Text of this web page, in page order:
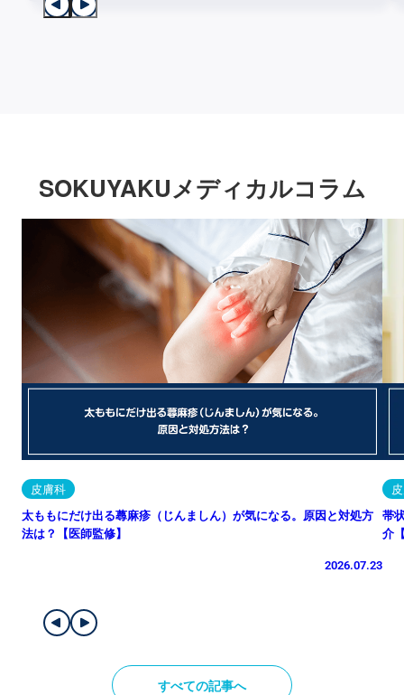
SOKUYAKUメディカルコラム
皮膚科
太ももにだけ出る蕁麻疹（じんましん）が気になる。原因と対処方
法は？【医師監修】
2026.07.23
帯
介
すべての記事へ